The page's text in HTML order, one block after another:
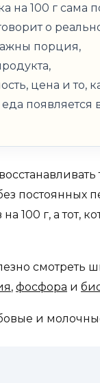
на 100 г сама
о
порция,
цена и то,
еда появляется
постоянных
100 г, а тот,
смотреть
, фосфора и